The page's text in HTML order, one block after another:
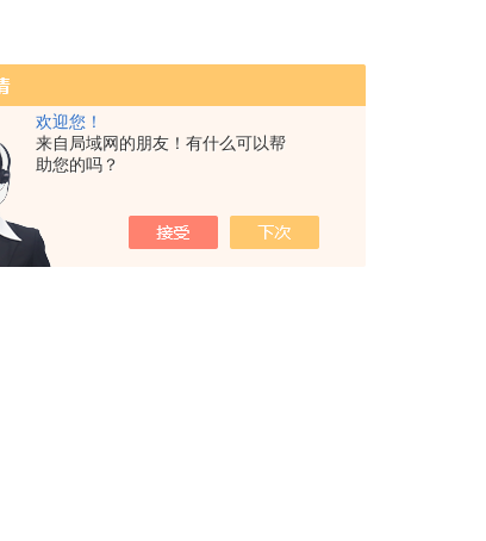
欢迎您！
来自局域网的朋友！有什么可以帮
助您的吗？